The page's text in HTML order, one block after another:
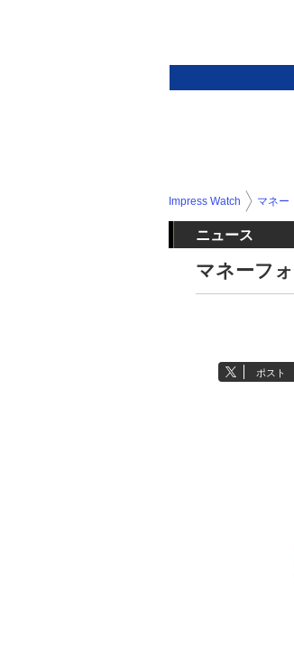
Impress Watch マネー
ニュース
マネーフ
ポスト